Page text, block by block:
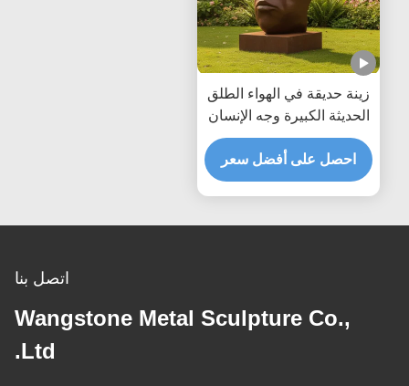
زينة حديقة في الهواء الطلق
الحديثة الكبيرة وجه الإنسان
المجرد تمثال برونزي تمثال
فني معدني قديم ديكور
حديقة المشهد
احصل على أفضل سعر
اتصل بنا
Wangstone Metal Sculpture Co.,
Ltd.